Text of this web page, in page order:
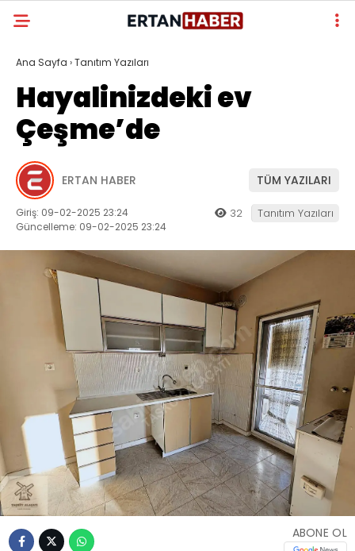
Ana Sayfa ›Tanıtım Yazıları
Hayalinizdeki ev
Çeşme’de
ERTAN HABER TÜM YAZILARI
Giriş: 09-02-2025 23:24
Güncelleme: 09-02-2025 23:24
32 Tanıtım Yazıları
ABONE OL